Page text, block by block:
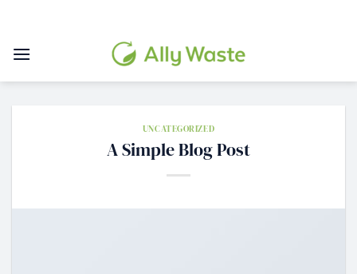
content
UNCATEGORIZED
A Simple Blog Post